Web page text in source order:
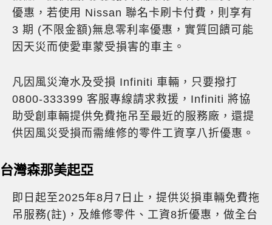
優惠，若使用 Nissan 聯名卡刷卡付費，則享有
3 期 (不限金額)無息零利率優惠，實質回饋可能
因天災而使愛車蒙受損害的車主。
凡因風災淹水及受損 Infiniti 車輛，只要撥打
0800-333399 客服專線請求救援，Infiniti 將協
助受創車輛提供免費拖吊至最近的服務廠，還提
供因風災受損而需維修的零件工資享八折優惠。
台灣森那美起亞
即日起至2025年8月7日止，提供災損車輛免費拖
吊服務(註)，及維修零件、工資8折優惠，做全台